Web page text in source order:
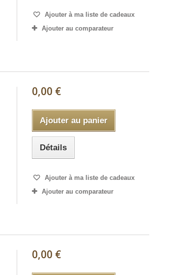
Ajouter à ma liste de cadeaux
Ajouter au comparateur
0,00 €
Ajouter au panier
Détails
Ajouter à ma liste de cadeaux
Ajouter au comparateur
0,00 €